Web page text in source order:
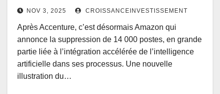
NOV 3, 2025 CROISSANCEINVESTISSEMENT
Après Accenture, c’est désormais Amazon qui
annonce la suppression de 14 000 postes, en grande
partie liée à l’intégration accélérée de l’intelligence
artificielle dans ses processus. Une nouvelle
illustration du…